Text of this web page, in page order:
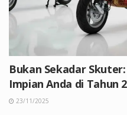
Bukan Sekadar
Impian Anda di Tahun
23/11/2025